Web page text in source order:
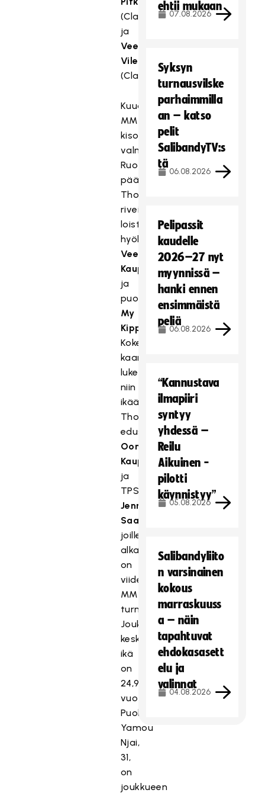
(Classic)
ja
Veera
Vilenius
(Classic).
Kuudensiin
MM-
kisoihinsa
valmistautuvat
Ruotsin
pääsarjassa,
Thorengruppenin
riveissä
loistavat
hyökkääjä
Veera
Kauppi
ja
puolustaja
My
Kippilä
Kokeneeseen
kaartiin
lukeutuvat
niin
ikään
Thorengruppenia
edustava
Oona
Kauppi
ja
TPS:n
Jenna
Saario
joille
alkamassa
on
viides
MM-
turnaus.
Joukkueen
keski-
ikä
on
24,9
vuotta.
Puolustaja
Yamou
Njai,
31,
on
joukkueen
ehtii mukaan
07.08.2026
Syksyn
turnausvilske
parhaimmilla
an – katso
pelit
SalibandyTV:s
tä
06.08.2026
Pelipassit
kaudelle
2026–27 nyt
myynnissä –
hanki ennen
ensimmäistä
peliä
06.08.2026
“Kannustava
ilmapiiri
syntyy
yhdessä –
Reilu
Aikuinen -
pilotti
käynnistyy”
05.08.2026
Salibandyliito
n varsinainen
kokous
marraskuuss
a – näin
tapahtuvat
ehdokasasett
elu ja
valinnat
04.08.2026